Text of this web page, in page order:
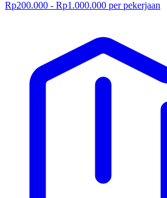
Rp200.000 - Rp1.000.000 per pekerjaan